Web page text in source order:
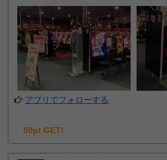
アプリでフォローする
50pt GET!